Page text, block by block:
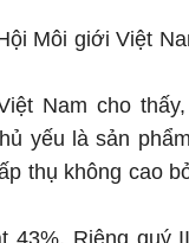
Môi giới Việt
Nam cho
yếu là sản
thụ không cao